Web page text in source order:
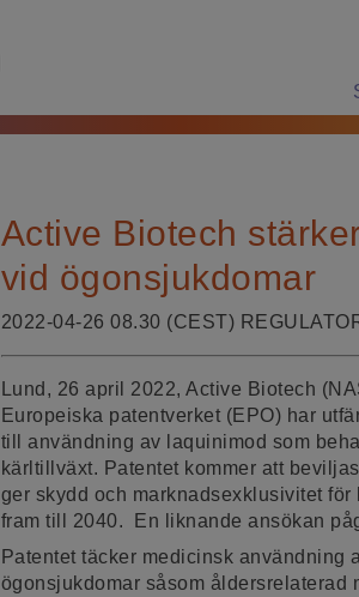
Active Biotech
vid ögonsjukdomar
2022-04-26 08.30 (CEST)
Lund, 26 april 2022, Active Biotech
Europeiska patentverket (EPO) har
till användning av laquinimod som
kärltillväxt. Patentet kommer att
ger skydd och marknadsexklusivitet
fram till 2040. En liknande ansökan
Patentet täcker medicinsk
ögonsjukdomar såsom åldersrelaterad